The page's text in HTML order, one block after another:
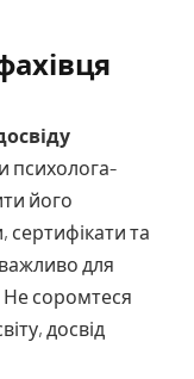
психолога-
його
сертифікати та
для
Не соромтеся
досвід